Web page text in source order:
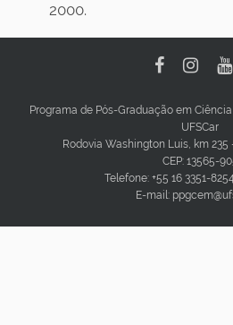
2000.
Programa de Pós-Graduação em
UFSCar
Rodovia Washington Luis, km 235
CEP: 13565-
Telefone: +55 16 3351-
E-mail: